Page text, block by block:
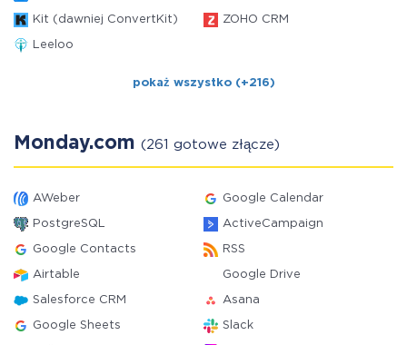
Kit (dawniej ConvertKit) ZOHO CRM
Leeloo
pokaż wszystko (+216)
Monday.com (261 gotowe złącze)
AWeber Google Calendar
PostgreSQL ActiveCampaign
Google Contacts RSS
Airtable Google Drive
Salesforce CRM Asana
Google Sheets Slack